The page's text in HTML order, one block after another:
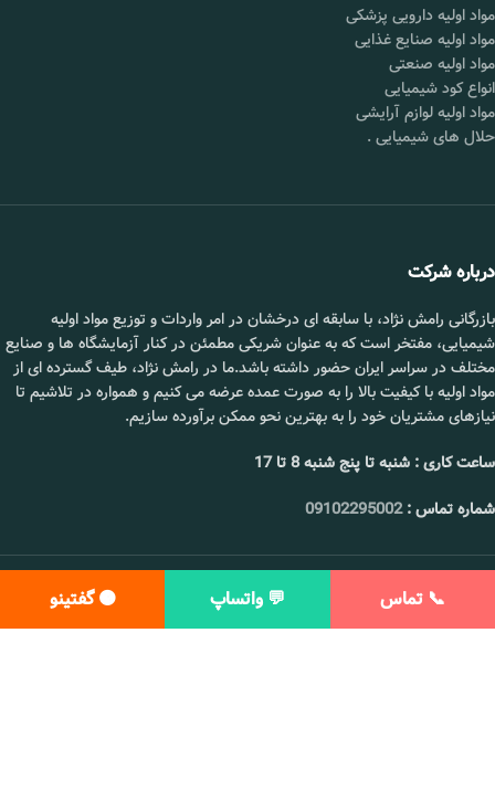
📞 تماس 💬 واتساپ 🟠 گفتینو
مواد اولیه دارویی پزشکی
مواد اولیه صنایع غذایی
مواد اولیه صنعتی
انواع کود شیمیایی
مواد اولیه لوازم آرایشی
حلال های شیمیایی .
درباره شرکت
بازرگانی رامش نژاد، با سابقه ای درخشان در امر واردات و توزیع مواد اولیه
شیمیایی، مفتخر است که به عنوان شریکی مطمئن در کنار آزمایشگاه ها و صنایع
مختلف در سراسر ایران حضور داشته باشد.ما در رامش نژاد، طیف گسترده ای از
مواد اولیه با کیفیت بالا را به صورت عمده عرضه می کنیم و همواره در تلاشیم تا
نیازهای مشتریان خود را به بهترین نحو ممکن برآورده سازیم.
ساعت کاری : شنبه تا پنج شنبه 8 تا 17
شماره تماس :09102295002